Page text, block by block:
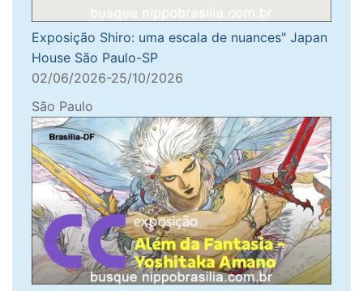
Exposição Shiro: uma escala de nuances" Japan
House São Paulo-SP
02/06/2026-25/10/2026
São Paulo